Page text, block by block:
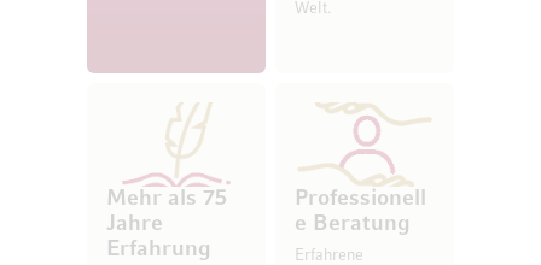
Welt.
Mehr als 75
Jahre
Erfahrung
Professionell
e Beratung
Erfahrene